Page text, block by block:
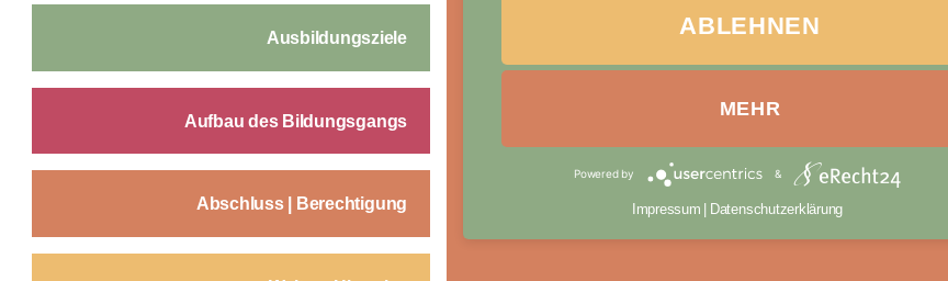
Ausbildungsziele
Aufbau des Bildungsgangs
Abschluss | Berechtigung
ABLEHNEN
MEHR
Powered by &
Impressum Datenschutzerklärung